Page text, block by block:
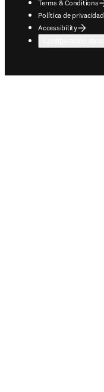
Terms & Conditions
Política de privacidad
Accessibility